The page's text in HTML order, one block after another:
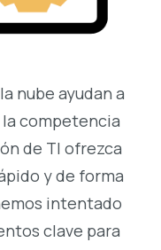
nube ayudan a
competencia
de TI ofrezca
y de forma
intentado
clave para